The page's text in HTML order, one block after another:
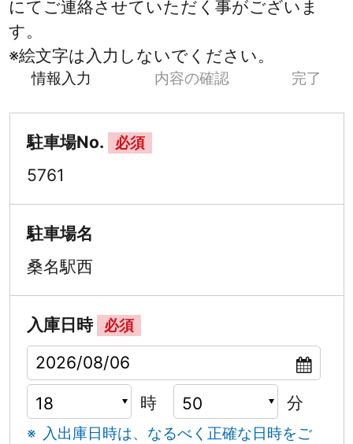
にてご連絡させていただく事がございま
す。
※絵文字は入力しないでください。
情報入力 内容の確認 完了
駐車場No. 必須
5761
駐車場名
桑名駅西
入庫日時 必須
時 分
入出庫日時は、なるべく正確な日時をご